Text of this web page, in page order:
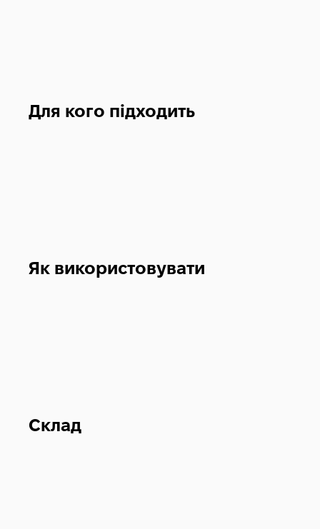
Для кого підходить
Як використовувати
Склад